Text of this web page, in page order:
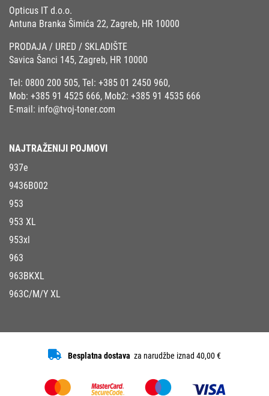
Opticus IT d.o.o.
Antuna Branka Šimića 22, Zagreb, HR 10000
PRODAJA / URED / SKLADIŠTE
Savica Šanci 145, Zagreb, HR 10000
Tel: 0800 200 505, Tel: +385 01 2450 960,
Mob: +385 91 4525 666, Mob2: +385 91 4535 666
E-mail: info@tvoj-toner.com
NAJTRAŽENIJI POJMOVI
937e
9436B002
953
953 XL
953xl
963
963BKXL
963C/M/Y XL
Besplatna dostava za narudžbe iznad 40,00 €